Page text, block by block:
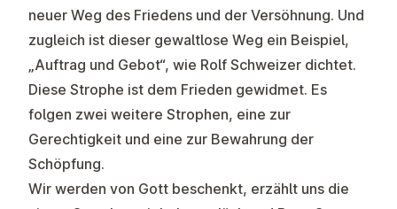
neuer Weg des Friedens und der Versöhnung. Und
zugleich ist dieser gewaltlose Weg ein Beispiel,
„Auftrag und Gebot“, wie Rolf Schweizer dichtet.
Diese Strophe ist dem Frieden gewidmet. Es
folgen zwei weitere Strophen, eine zur
Gerechtigkeit und eine zur Bewahrung der
Schöpfung.
Wir werden von Gott beschenkt, erzählt uns die